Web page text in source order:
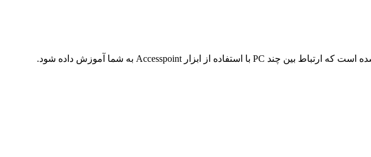
این پروژه از دیگر پروژه های سایت ما می باشد که توسط شبکه کاران ما انجام شده است. در این پروژه سعی شده است که ارتباط بین چند PC با استفاده از ابزار Accesspoint به شما آموزش داده شود.